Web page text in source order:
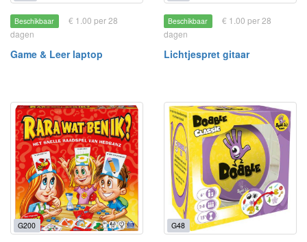
Beschikbaar
€ 1.00 per 28
dagen
Game & Leer laptop
Beschikbaar
€ 1.00 per 28
dagen
Lichtjespret gitaar
G200 G48